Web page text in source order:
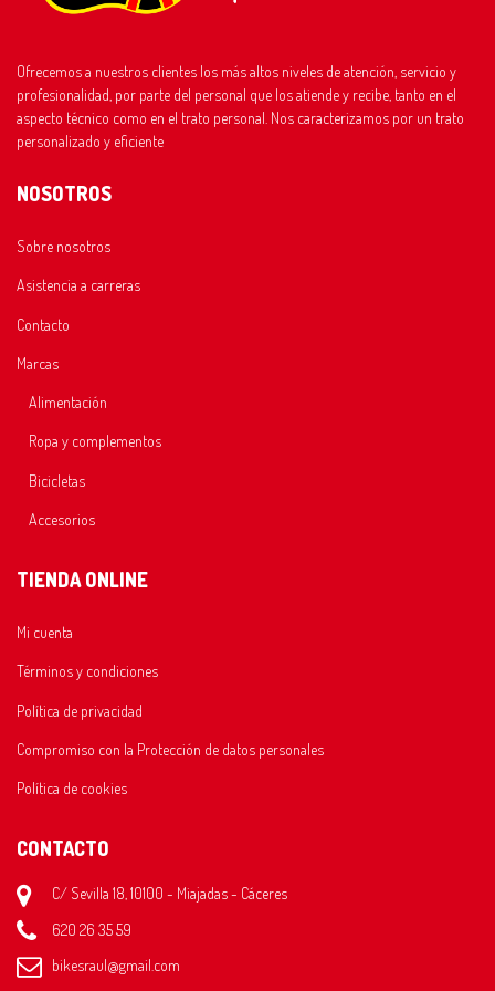
Ofrecemos a nuestros clientes los más altos niveles de atención, servicio y
profesionalidad, por parte del personal que los atiende y recibe, tanto en el
aspecto técnico como en el trato personal. Nos caracterizamos por un trato
personalizado y eficiente
NOSOTROS
Sobre nosotros
Asistencia a carreras
Contacto
Marcas
Alimentación
Ropa y complementos
Bicicletas
Accesorios
TIENDA ONLINE
Mi cuenta
Términos y condiciones
Política de privacidad
Compromiso con la Protección de datos personales
Política de cookies
CONTACTO
C/ Sevilla 18, 10100 - Miajadas - Cáceres
620 26 35 59
bikesraul@gmail.com